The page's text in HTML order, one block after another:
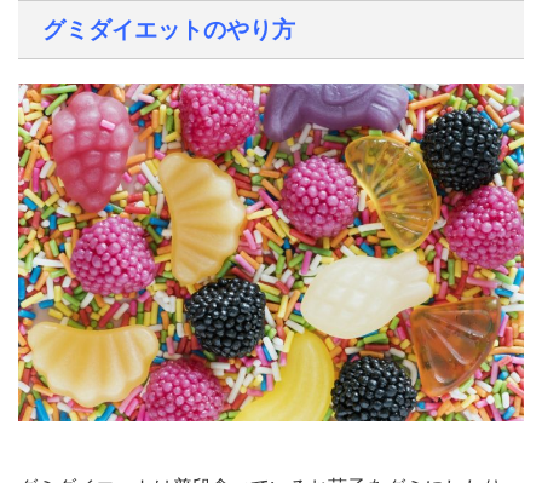
グミダイエットのやり方